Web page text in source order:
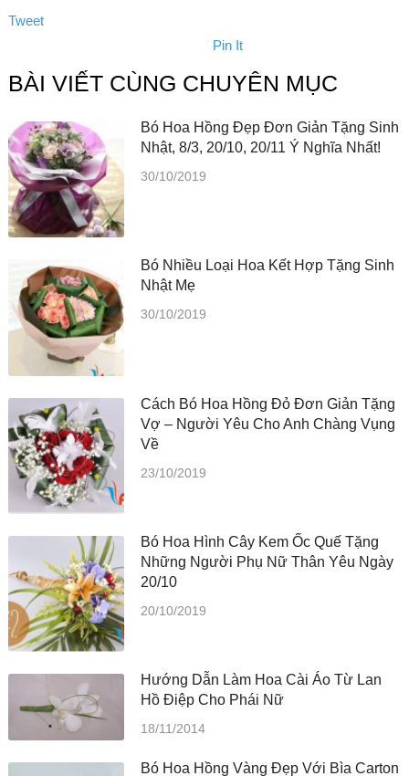
Tweet
Pin It
BÀI VIẾT CÙNG CHUYÊN MỤC
Bó Hoa Hồng Đẹp Đơn Giản Tặng Sinh
Nhật, 8/3, 20/10, 20/11 Ý Nghĩa Nhất!
30/10/2019
Bó Nhiều Loại Hoa Kết Hợp Tặng Sinh
Nhật Mẹ
30/10/2019
Cách Bó Hoa Hồng Đỏ Đơn Giản Tặng
Vợ – Người Yêu Cho Anh Chàng Vụng
Về
23/10/2019
Bó Hoa Hình Cây Kem Ốc Quế Tặng
Những Người Phụ Nữ Thân Yêu Ngày
20/10
20/10/2019
Hướng Dẫn Làm Hoa Cài Áo Từ Lan
Hồ Điệp Cho Phái Nữ
18/11/2014
Bó Hoa Hồng Vàng Đẹp Với Bìa Carton